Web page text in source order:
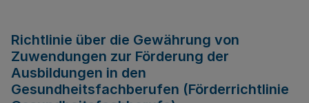
Richtlinie über die Gewährung von
Zuwendungen zur Förderung der
Ausbildungen in den
Gesundheitsfachberufen (Förderrichtlinie